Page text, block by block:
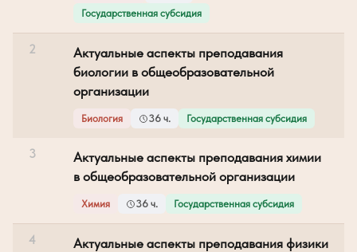
Государственная субсидия
2
Актуальные аспекты преподавания
биологии в общеобразовательной
организации
Биология 36 ч. Государственная субсидия
3
Актуальные аспекты преподавания химии
в общеобразовательной организации
Химия 36 ч. Государственная субсидия
4
Актуальные аспекты преподавания физики